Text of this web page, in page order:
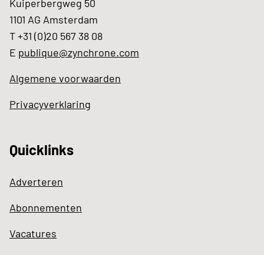
Kuiperbergweg 50
1101 AG Amsterdam
T +31 (0)20 567 38 08
E publique@zynchrone.com
Algemene voorwaarden
Privacyverklaring
Quicklinks
Adverteren
Abonnementen
Vacatures